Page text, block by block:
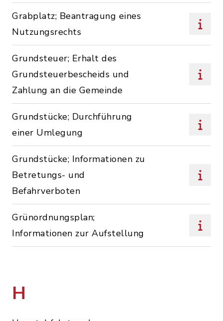
Grabplatz; Beantragung eines
Nutzungsrechts
Grundsteuer; Erhalt des
Grundsteuerbescheids und
Zahlung an die Gemeinde
Grundstücke; Durchführung
einer Umlegung
Grundstücke; Informationen zu
Betretungs- und
Befahrverboten
Grünordnungsplan;
Informationen zur Aufstellung
H